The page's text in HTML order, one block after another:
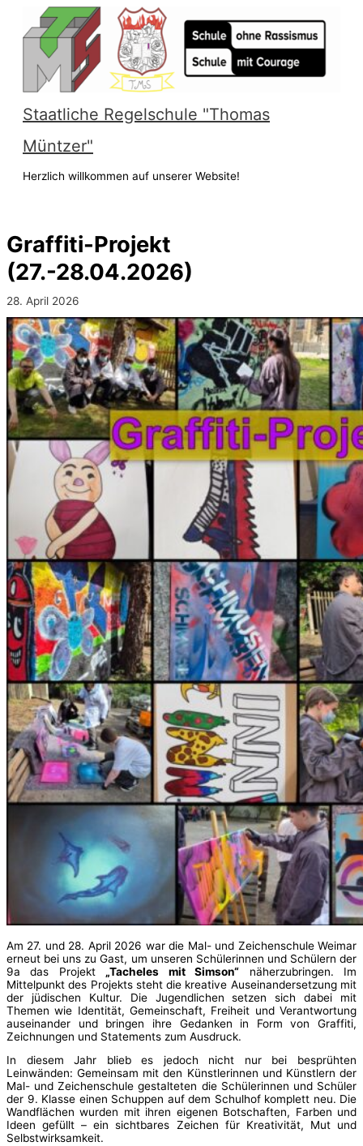
Inhalt
springen
Staatliche Regelschule "Thomas
Müntzer"
Herzlich willkommen auf unserer Website!
Graffiti-Projekt
(27.-28.04.2026)
28. April 2026
Am 27. und 28. April 2026 war die Mal- und Zeichenschule Weimar
erneut bei uns zu Gast, um unseren Schülerinnen und Schülern der
9a das Projekt „Tacheles mit Simson“ näherzubringen. Im
Mittelpunkt des Projekts steht die kreative Auseinandersetzung mit
der jüdischen Kultur. Die Jugendlichen setzen sich dabei mit
Themen wie Identität, Gemeinschaft, Freiheit und Verantwortung
auseinander und bringen ihre Gedanken in Form von Graffiti,
Zeichnungen und Statements zum Ausdruck.
In diesem Jahr blieb es jedoch nicht nur bei besprühten
Leinwänden: Gemeinsam mit den Künstlerinnen und Künstlern der
Mal- und Zeichenschule gestalteten die Schülerinnen und Schüler
der 9. Klasse einen Schuppen auf dem Schulhof komplett neu. Die
Wandflächen wurden mit ihren eigenen Botschaften, Farben und
Ideen gefüllt – ein sichtbares Zeichen für Kreativität, Mut und
Selbstwirksamkeit.